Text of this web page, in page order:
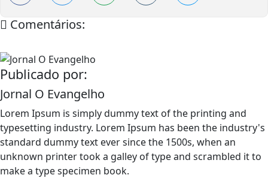
Comentários:
Publicado por:
Jornal O Evangelho
Lorem Ipsum is simply dummy text of the printing and
typesetting industry. Lorem Ipsum has been the industry's
standard dummy text ever since the 1500s, when an
unknown printer took a galley of type and scrambled it to
make a type specimen book.